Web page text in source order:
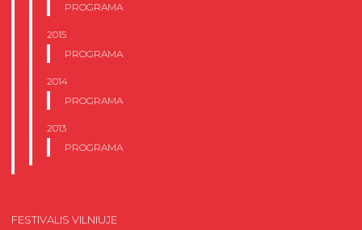
PROGRAMA
2015
PROGRAMA
2014
PROGRAMA
2013
PROGRAMA
FESTIVALIS VILNIUJE